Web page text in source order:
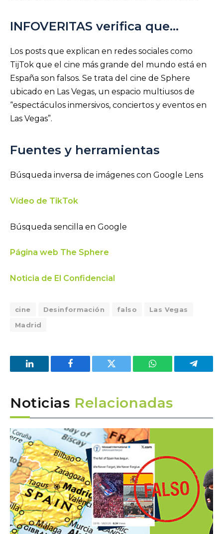
INFOVERITAS verifica que…
Los posts que explican en redes sociales como
TijTok que el cine más grande del mundo está en
España son falsos. Se trata del cine de Sphere
ubicado en Las Vegas, un espacio multiusos de
“espectáculos inmersivos, conciertos y eventos en
Las Vegas”.
Fuentes y herramientas
Búsqueda inversa de imágenes con Google Lens
Vídeo de TikTok
Búsqueda sencilla en Google
Página web The Sphere
Noticia de El Confidencial
cine Desinformación falso
Las Vegas
Madrid
LinkedIn Facebook Twitter WhatsApp
Noticias Relacionadas